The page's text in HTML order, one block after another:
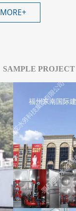
MORE+
SAMPLE PROJECT
福州东南国际